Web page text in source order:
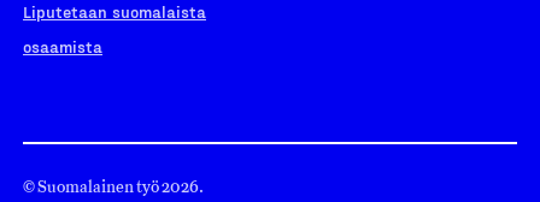
Liputetaan suomalaista
osaamista
© Suomalainen työ 2026.